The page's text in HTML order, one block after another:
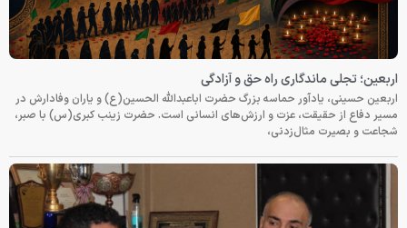
اربعین؛ تجلی ماندگاری راه حق و آزادگی
اربعین حسینی، یادآور حماسه بزرگ حضرت اباعبدالله الحسین(ع) و یاران وفادارش در
مسیر دفاع از حقیقت، عزت و ارزش‌های انسانی است. حضرت زینب کبری(س) با صبر،
شجاعت و بصیرت مثال‌زدنی،